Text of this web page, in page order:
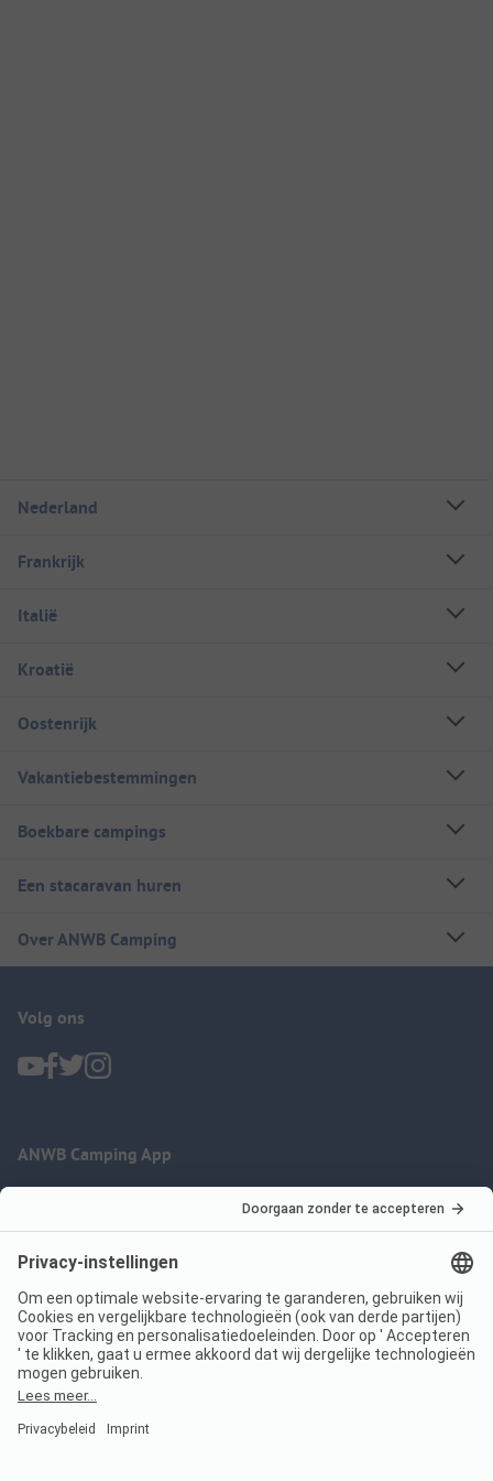
Nederland
Frankrijk
Italië
Kroatië
Oostenrijk
Vakantiebestemmingen
Boekbare campings
Een stacaravan huren
Over ANWB Camping
Volg ons
ANWB Camping App
Imprint
Jouw privacy
Voorwaarden
Wet digitale diensten